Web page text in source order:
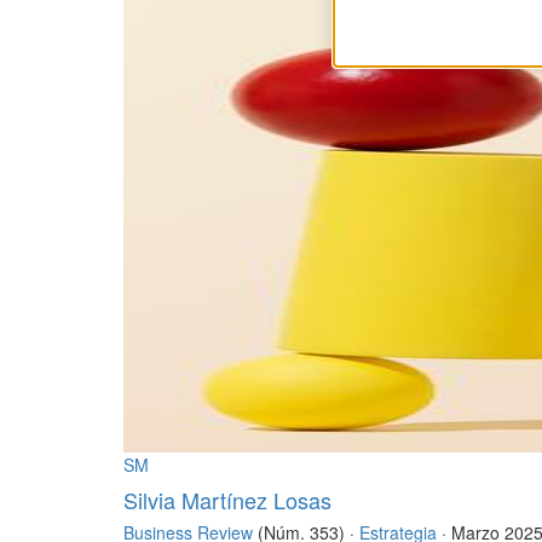
SM
Silvia Martínez Losas
Business Review (Núm. 353) · Estrategia · Marzo 2025